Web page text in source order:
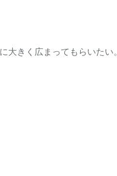
きく広まってもらいたい。